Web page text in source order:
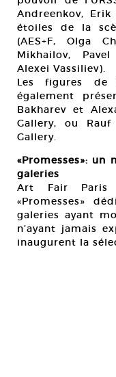
Andreenkov,
étoiles de la
(AES+F, Olga
Mikhailov,
Alexei Vassiliev).
Les figures de
également
Bakharev et
Gallery, ou
Gallery.
«Promesses»: un
galeries
Art Fair Paris
«Promesses»
galeries ayant
n’ayant jamais
inaugurent la